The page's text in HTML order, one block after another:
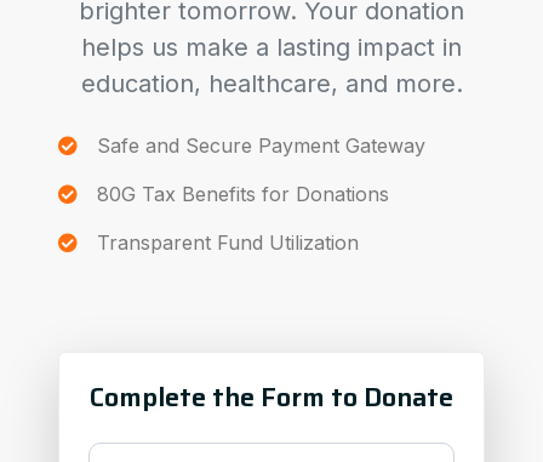
brighter tomorrow. Your donation
helps us make a lasting impact in
education, healthcare, and more.
Safe and Secure Payment Gateway
80G Tax Benefits for Donations
Transparent Fund Utilization
Complete the Form to Donate